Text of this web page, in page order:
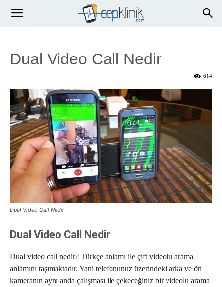
Dual Video Call Nedir
614
Dual Video Call Nedir
Dual Video Call Nedir
Dual video call nedir? Türkçe anlamı ile çift videolu arama
anlamını taşımaktadır. Yani telefonunuz üzerindeki arka ve ön
kameranın aynı anda çalışması ile çekeceğiniz bir videolu arama